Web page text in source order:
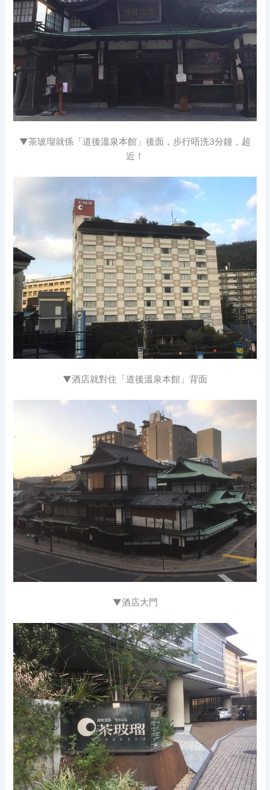
▼茶玻瑠就係「道後溫泉本館」後面，步行唔洗3分鐘，超
近！
▼酒店就對住「道後溫泉本館」背面
▼酒店大門